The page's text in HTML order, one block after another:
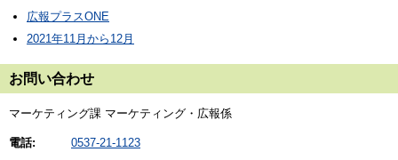
広報プラスONE
2021年11月から12月
お問い合わせ
マーケティング課 マーケティング・広報係
電話: 0537-21-1123